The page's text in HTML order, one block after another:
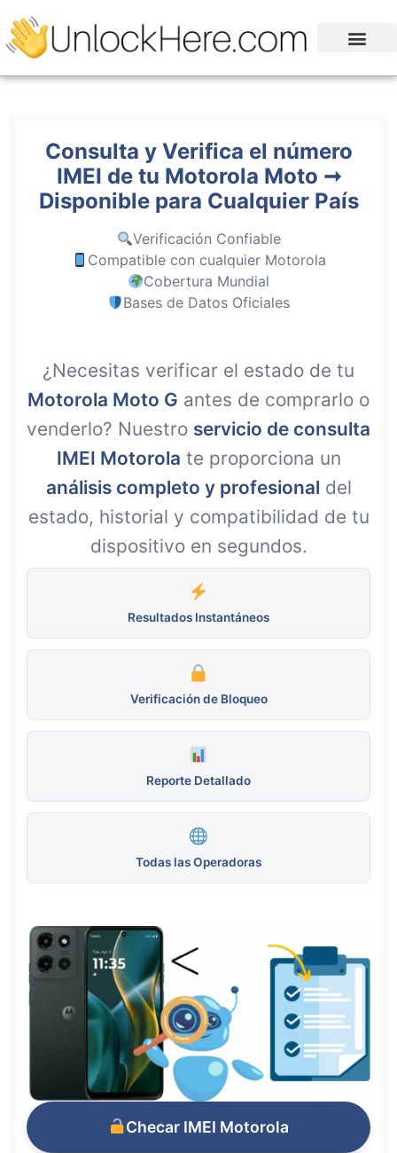
Consulta y Verifica el número
IMEI de tu Motorola Moto ➞
Disponible para Cualquier País
Verificación Confiable
Compatible con cualquier Motorola
Cobertura Mundial
Bases de Datos Oficiales
¿Necesitas verificar el estado de tu
Motorola Moto G antes de comprarlo o
venderlo? Nuestro servicio de consulta
IMEI Motorola te proporciona un
análisis completo y profesional del
estado, historial y compatibilidad de tu
dispositivo en segundos.
Resultados Instantáneos
Verificación de Bloqueo
Reporte Detallado
Todas las Operadoras
Checar IMEI Motorola